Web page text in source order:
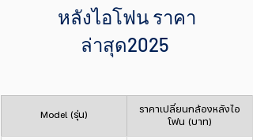
หลังไอโฟน ราคา
ล่าสุด2025
Model (รุ่น)
ราคาเปลี่ยนกล้องหลังไอ
โฟน (บาท)